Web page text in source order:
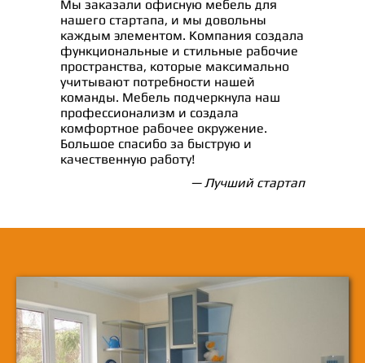
Мы заказали офисную мебель для
нашего стартапа, и мы довольны
каждым элементом. Компания создала
функциональные и стильные рабочие
пространства, которые максимально
учитывают потребности нашей
команды. Мебель подчеркнула наш
профессионализм и создала
комфортное рабочее окружение.
Большое спасибо за быструю и
качественную работу!
— Лучший стартап